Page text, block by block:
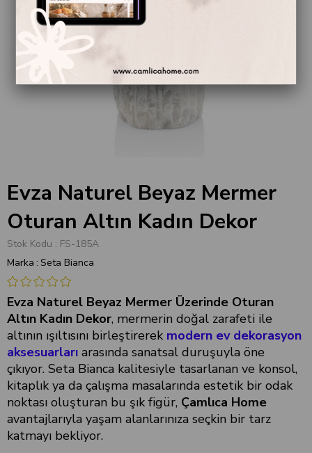
Evza Naturel Beyaz Mermer
Oturan Altın Kadın Dekor
Stok Kodu
FS-185A
Marka : Seta Bianca
Evza Naturel Beyaz Mermer Üzerinde Oturan
Altın Kadın Dekor, mermerin doğal zarafeti ile
altının ışıltısını birleştirerek modern ev dekorasyon
aksesuarları arasında sanatsal duruşuyla öne
çıkıyor. Seta Bianca kalitesiyle tasarlanan ve konsol,
kitaplık ya da çalışma masalarında estetik bir odak
noktası oluşturan bu şık figür, Çamlıca Home
avantajlarıyla yaşam alanlarınıza seçkin bir tarz
katmayı bekliyor.